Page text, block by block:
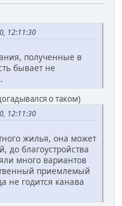
12:11:30
полученные в
бывает не
о таком)
12:11:30
жилья, она может
до благоустройства
много вариантов
приемлемый
не годится канава